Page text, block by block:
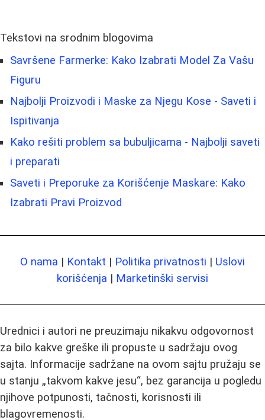
Tekstovi na srodnim blogovima
Savršene Farmerke: Kako Izabrati Model Za Vašu
Figuru
Najbolji Proizvodi i Maskе za Njegu Kose - Saveti i
Ispitivanja
Kako rešiti problem sa bubuljicama - Najbolji saveti
i preparati
Saveti i Preporuke za Korišćenje Maskare: Kako
Izabrati Pravi Proizvod
O nama | Kontakt | Politika privatnosti | Uslovi
korišćenja | Marketinški servisi
Urednici i autori ne preuzimaju nikakvu odgovornost
za bilo kakve greške ili propuste u sadržaju ovog
sajta. Informacije sadržane na ovom sajtu pružaju se
u stanju „takvom kakve jesu“, bez garancija u pogledu
njihove potpunosti, tačnosti, korisnosti ili
blagovremenosti.